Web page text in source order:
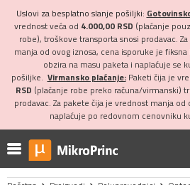
Uslovi za besplatno slanje pošiljki:
vrednost veća od 4.000,00 RSD (plaćanje
robe), troškove transporta snosi prodavac.
manja od ovog iznosa, cena isporuke je fiksna
obzira na masu paketa i naplaćuje se
pošiljke. Virmansko plaćanje:Paketi čija je
RSD (plaćanje robe preko računa/virmanski)
prodavac. Za pakete čija je vrednost manja od
naplaćuje po redovnom cenovniku